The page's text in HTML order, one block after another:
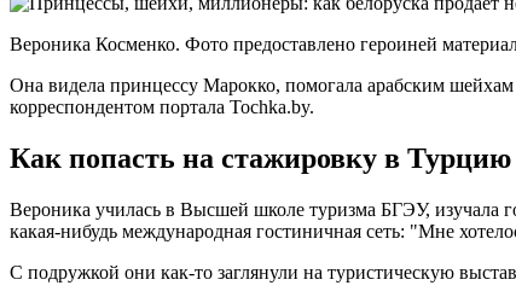
Вероника Косменко. Фото предоставлено героиней
Она видела принцессу Марокко, помогала арабским
корреспондентом портала Tochka.by.
Как попасть на стажировку в Турцию
Вероника училась в Высшей школе туризма БГЭУ, изучала
какая-нибудь международная гостиничная сеть: "Мне
С подружкой они как-то заглянули на туристическую